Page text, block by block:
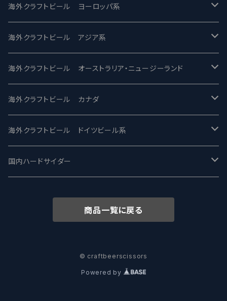
バテレ -VERTERE
2nd Story Ale Works -セカンドストーリー
ビアへるん - Beer Hearn
忽布古丹醸造 - HOP KOTAN
ワイマーケットブルーイング Y.Market Brewing
志賀高原ビール - SIGAKOGEN
箕面ビール - MINOH BEER
サンクトガーレン - Sankt Gallen
Modern Times モダンタイムズ
Maui マウイ
Toppling Goliath トップリンゴライアス
Fair State フェアステイト
Lagunitas ラグニタス
FirestoneWalker ファイアストーン
Mikkeller ミッケラー
Hop Nation ホップネーション
海外クラフトビール ヨーロッパ系
UnBarred -アンバード
SAIREN /サイレン
ワイルドチャイルド - Wilde Child
BrewDog Brewery - ブリュードッグ
The Flying Inn / ザ フライイング イン
Lambiek Fabriek - ファブリーク
海外クラフトビール アジア系
gweilo-鬼佬 グウァイロ
Heart Of Darkness - ハートオブダークネス
Carbon brews -カーボン
TAIHU - タイフー
Behemoth - ベヒーモス
海外クラフトビール オーストラリア・ニュージーランド
ROCKY RIDGE - ロッキーリッジ
BODRIGGY BREWING ボッドリッジー
CO-CONSPIRATORS コ・コンスピレーターズ
Deep Creek Brewing Co.
8 Wired エイトワイアード
海外クラフトビール カナダ
Jackie O's ジャッキーオーズ
Westbrook ウェストブルック
Strathcona ストラスコナ
ODIN BREWING オディン
海外クラフトビール ドイツビール系
Karmeliten カーメリテン
Früh フリュー
国内ハードサイダー
商品一覧に戻る
© craftbeerscissors
Powered by